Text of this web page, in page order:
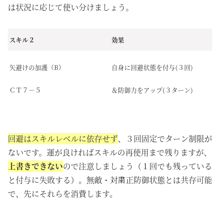
は状況に応じて使い分けましょう。
スキル２ 効果
矢避けの加護（B）
ＣＴ７－５
自身に回避状態を付与(３回)
＆防御力をアップ(３ターン)
回避はスキルレベルに依存せず、３回固定でターン制限が
ないです。運が良ければスキルの再使用まで残りますが、
上書きできないので注意しましょう（１回でも残っている
と付与に失敗する）。無敵・対粛正防御状態とは共存可能
で、先にそれらを消費します。